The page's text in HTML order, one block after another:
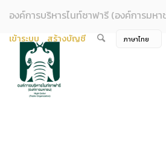
องค์การบริหารไนท์ซาฟารี (องค์การมห
เข้าระบบ สร้างบัญชี